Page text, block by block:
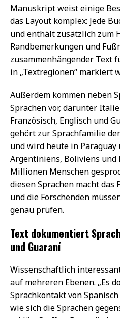
Manuskript weist einige
das Layout komplex: Jede
und enthält zusätzlich zum
Randbemerkungen und
zusammenhängender Text
in „Textregionen“ markiert
Außerdem kommen neben
Sprachen vor, darunter
Französisch, Englisch und
gehört zur Sprachfamilie
und wird heute in Paraguay
Argentiniens, Boliviens
Millionen Menschen
diesen Sprachen macht das
und die Forschenden
genau prüfen.
Text dokumentiert
und Guaraní
Wissenschaftlich
auf mehreren Ebenen. „Es
Sprachkontakt von
wie sich die Sprachen